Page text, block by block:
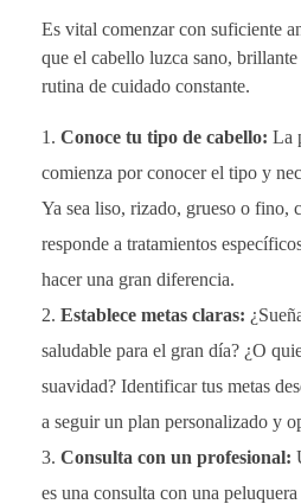
Es vital comenzar con suficiente
que el cabello luzca sano,
rutina de cuidado constante.
Conoce tu tipo de cabello: La
comienza por conocer el tipo y
Ya sea liso, rizado, grueso o fino,
responde a tratamientos
hacer una gran diferencia.
Establece metas claras:
saludable para el gran día? ¿O
suavidad? Identificar tus metas
a seguir un plan personalizado y
Consulta con un profesional:
es una consulta con una